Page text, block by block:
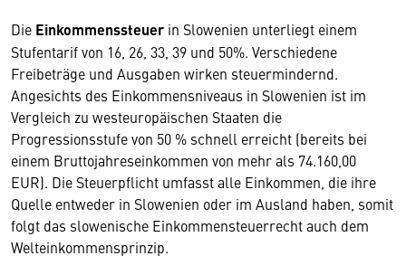
Die Einkommenssteuer in Slowenien unterliegt einem
Stufentarif von 16, 26, 33, 39 und 50%. Verschiedene
Freibeträge und Ausgaben wirken steuermindernd.
Angesichts des Einkommensniveaus in Slowenien ist im
Vergleich zu westeuropäischen Staaten die
Progressionsstufe von 50 % schnell erreicht (bereits bei
einem Bruttojahreseinkommen von mehr als 74.160,00
EUR). Die Steuerpflicht umfasst alle Einkommen, die ihre
Quelle entweder in Slowenien oder im Ausland haben, somit
folgt das slowenische Einkommensteuerrecht auch dem
Welteinkommensprinzip.